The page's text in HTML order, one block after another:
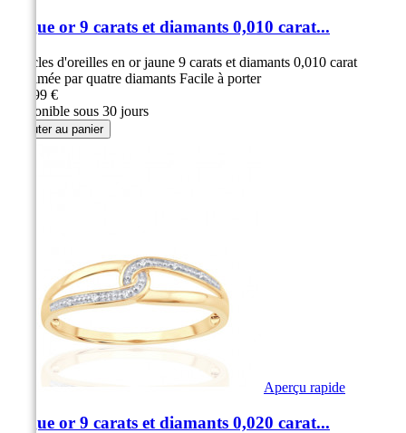
Bague or 9 carats et diamants 0,010 carat...
Boucles d'oreilles en or jaune 9 carats et diamants 0,010 carat
Sublimée par quatre diamants Facile à porter
299,99 €
Disponible sous 30 jours
Ajouter au panier
Aperçu rapide
Bague or 9 carats et diamants 0,020 carat...